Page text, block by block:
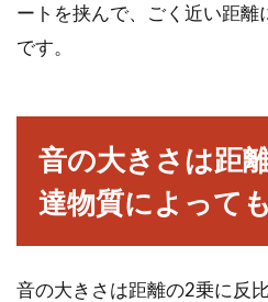
ートを挟んで、ごく近い距離
です。
音の大きさは距
達物質によって
音の大きさは距離の2乗に反